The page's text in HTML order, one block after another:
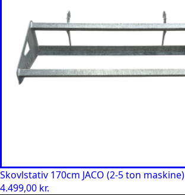
Skovlstativ 170cm JACO (2-5 ton maskine)
4.499,00 kr.